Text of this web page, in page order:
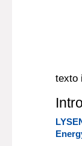
texto